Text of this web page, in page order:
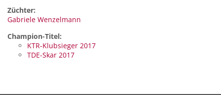
Züchter:
Gabriele Wenzelmann
Champion-Titel:
KTR-Klubsieger 2017
TDE-Skar 2017